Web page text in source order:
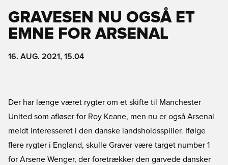
GRAVESEN NU OGSÅ ET
EMNE FOR ARSENAL
16. AUG. 2021, 15.04
Der har længe været rygter om et skifte til Manchester
United som afløser for Roy Keane, men nu er også Arsenal
meldt interesseret i den danske landsholdsspiller. Ifølge
flere rygter i England, skulle Graver være target number 1
for Arsene Wenger, der foretrækker den garvede dansker